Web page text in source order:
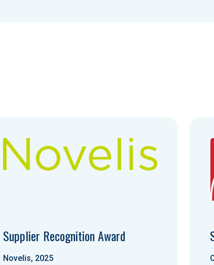
Supplier Recognition Award
Novelis, 2025